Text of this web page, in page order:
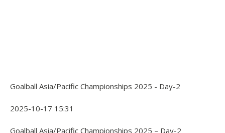
Goalball Asia/Pacific Championships 2025 - Day-2
2025-10-17 15:31
Goalball Asia/Pacific Championships 2025 – Day-2